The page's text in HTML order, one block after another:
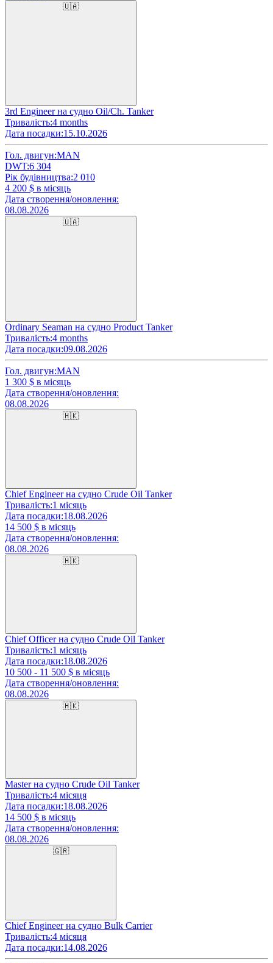
🇺🇦
3rd Engineer на судно Oil/Ch. Tanker
Тривалість:4 months
Дата посадки:15.10.2026
Гол. двигун:MAN
DWT:6 304
Рік будівництва:2 010
4 200 $ в місяць
Дата створення/оновлення:
08.08.2026
🇺🇦
Ordinary Seaman на судно Product Tanker
Тривалість:4 months
Дата посадки:09.08.2026
Гол. двигун:MAN
1 300 $ в місяць
Дата створення/оновлення:
08.08.2026
🇭🇰
Chief Engineer на судно Crude Oil Tanker
Тривалість:1 місяць
Дата посадки:18.08.2026
14 500 $ в місяць
Дата створення/оновлення:
08.08.2026
🇭🇰
Chief Officer на судно Crude Oil Tanker
Тривалість:1 місяць
Дата посадки:18.08.2026
10 500 - 11 500 $ в місяць
Дата створення/оновлення:
08.08.2026
🇭🇰
Master на судно Crude Oil Tanker
Тривалість:4 місяця
Дата посадки:18.08.2026
14 500 $ в місяць
Дата створення/оновлення:
08.08.2026
🇬🇷
Chief Engineer на судно Bulk Carrier
Тривалість:4 місяця
Дата посадки:14.08.2026